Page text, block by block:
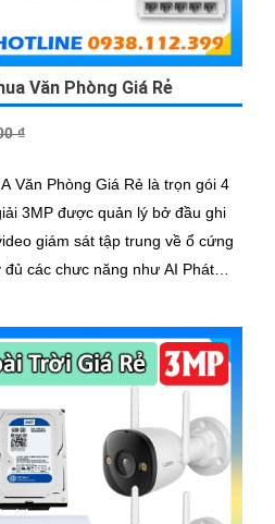
Văn Phòng Giá Rẻ
₫
Văn Phòng Giá Rẻ là trọn gói 4
3MP được quản lý bở đầu ghi
giám sát tập trung về ổ cứng
các chưc năng như AI Phát